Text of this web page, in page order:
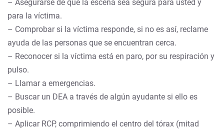
– Asegurarse de que la escena sea segura para usted y
para la víctima.
– Comprobar si la víctima responde, si no es así, reclame
ayuda de las personas que se encuentran cerca.
– Reconocer si la víctima está en paro, por su respiración y
pulso.
– Llamar a emergencias.
– Buscar un DEA a través de algún ayudante si ello es
posible.
– Aplicar RCP, comprimiendo el centro del tórax (mitad